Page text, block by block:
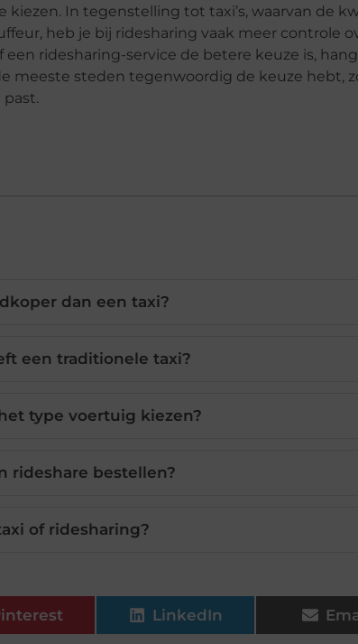
In tegenstelling tot taxi’s, waarvan de
heb je bij ridesharing vaak meer controle
ridesharing-service de betere keuze is,
meeste steden tegenwoordig de keuze hebt,
dan een taxi?
een traditionele taxi?
type voertuig kiezen?
rideshare bestellen?
of ridesharing?
LinkedIn